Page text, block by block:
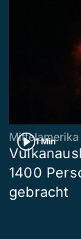
1 Min
Mittelamerika
1400
gebracht